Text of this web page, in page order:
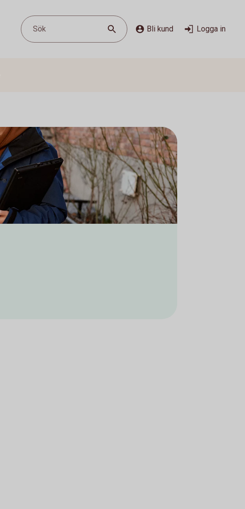
Sök Bli kund Logga in